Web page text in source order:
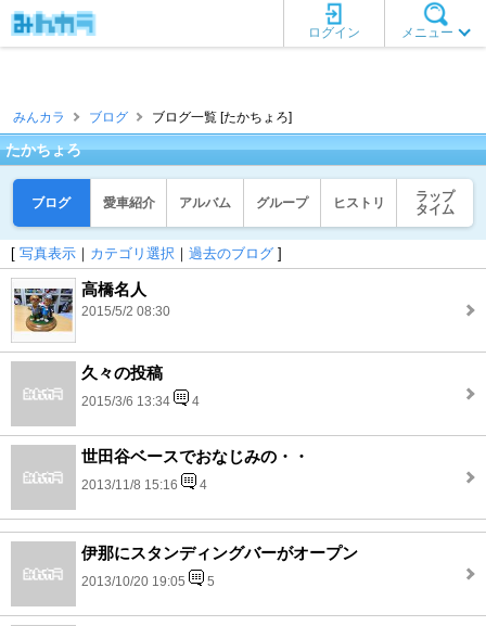
メニュー
ログイン
みんカラ ブログ ブログ一覧 [たかちょろ]
たかちょろ
ブログ 愛車紹介 アルバム グループ ヒストリ
ラップ
タイム
[ 写真表示 ｜ カテゴリ選択 ｜ 過去のブログ ]
高橋名人
2015/5/2 08:30
久々の投稿
2015/3/6 13:34 4
世田谷ベースでおなじみの・・
2013/11/8 15:16 4
伊那にスタンディングバーがオープン
2013/10/20 19:05 5